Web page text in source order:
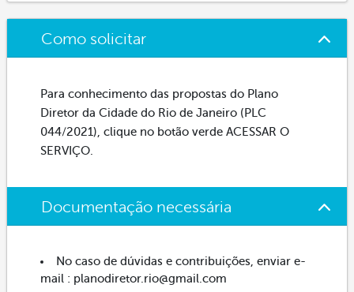
Como solicitar
Para conhecimento das propostas do Plano
Diretor da Cidade do Rio de Janeiro (PLC
044/2021), clique no botão verde ACESSAR O
SERVIÇO.
Documentação necessária
No caso de dúvidas e contribuições, enviar e-
mail : planodiretor.rio@gmail.com